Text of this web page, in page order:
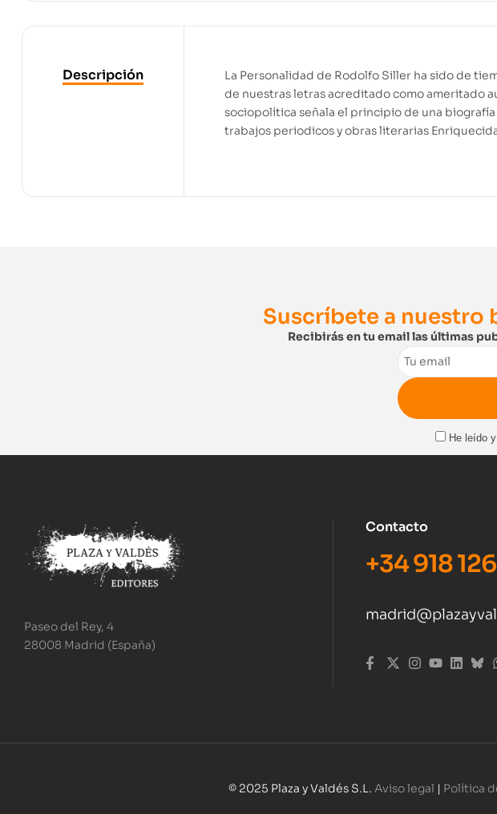
Descripción
La Personalidad de Rodolfo Siller ha sido de
de nuestras letras acreditado como ameritado
sociopolítica señala el principio de una
trabajos periodicos y obras literarias
Suscríbete a nuestro
Recibirás en tu email las últimas
Email
He leído
Paseo del Rey, 4
28008 Madrid (España)
Contacto
+34 918
© 2025 Plaza y Valdés S.L. Aviso legal | Política